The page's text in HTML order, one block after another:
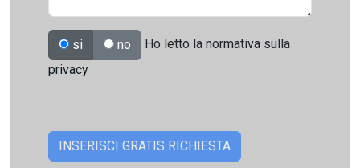
si no
Ho letto la normativa sulla
privacy